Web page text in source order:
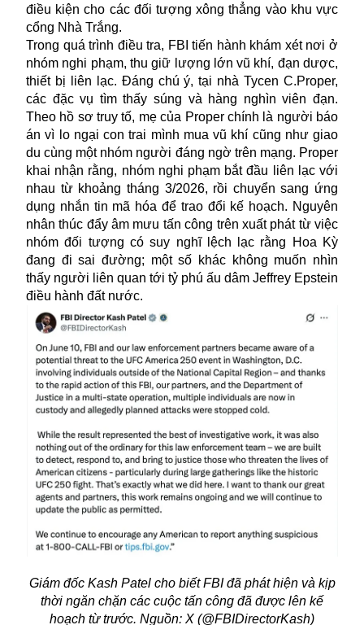
điều kiện cho các đối tượng xông thẳng vào khu vực
cổng Nhà Trắng.
Trong quá trình điều tra, FBI tiến hành khám xét nơi ở
nhóm nghi phạm, thu giữ lượng lớn vũ khí, đạn dược,
thiết bị liên lạc. Đáng chú ý, tại nhà Tycen C.Proper,
các đặc vụ tìm thấy súng và hàng nghìn viên đạn.
Theo hồ sơ truy tố, mẹ của Proper chính là người báo
án vì lo ngại con trai mình mua vũ khí cũng như giao
du cùng một nhóm người đáng ngờ trên mạng. Proper
khai nhận rằng, nhóm nghi phạm bắt đầu liên lạc với
nhau từ khoảng tháng 3/2026, rồi chuyển sang ứng
dụng nhắn tin mã hóa để trao đổi kế hoạch. Nguyên
nhân thúc đẩy âm mưu tấn công trên xuất phát từ việc
nhóm đối tượng có suy nghĩ lệch lạc rằng Hoa Kỳ
đang đi sai đường; một số khác không muốn nhìn
thấy người liên quan tới tỷ phú ấu dâm Jeffrey Epstein
điều hành đất nước.
Giám đốc Kash Patel cho biết FBI đã phát hiện và kịp
thời ngăn chặn các cuộc tấn công đã được lên kế
hoạch từ trước. Nguồn: X (@FBIDirectorKash)